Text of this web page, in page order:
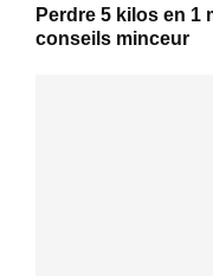
Perdre 5 kilos en 1
conseils minceur